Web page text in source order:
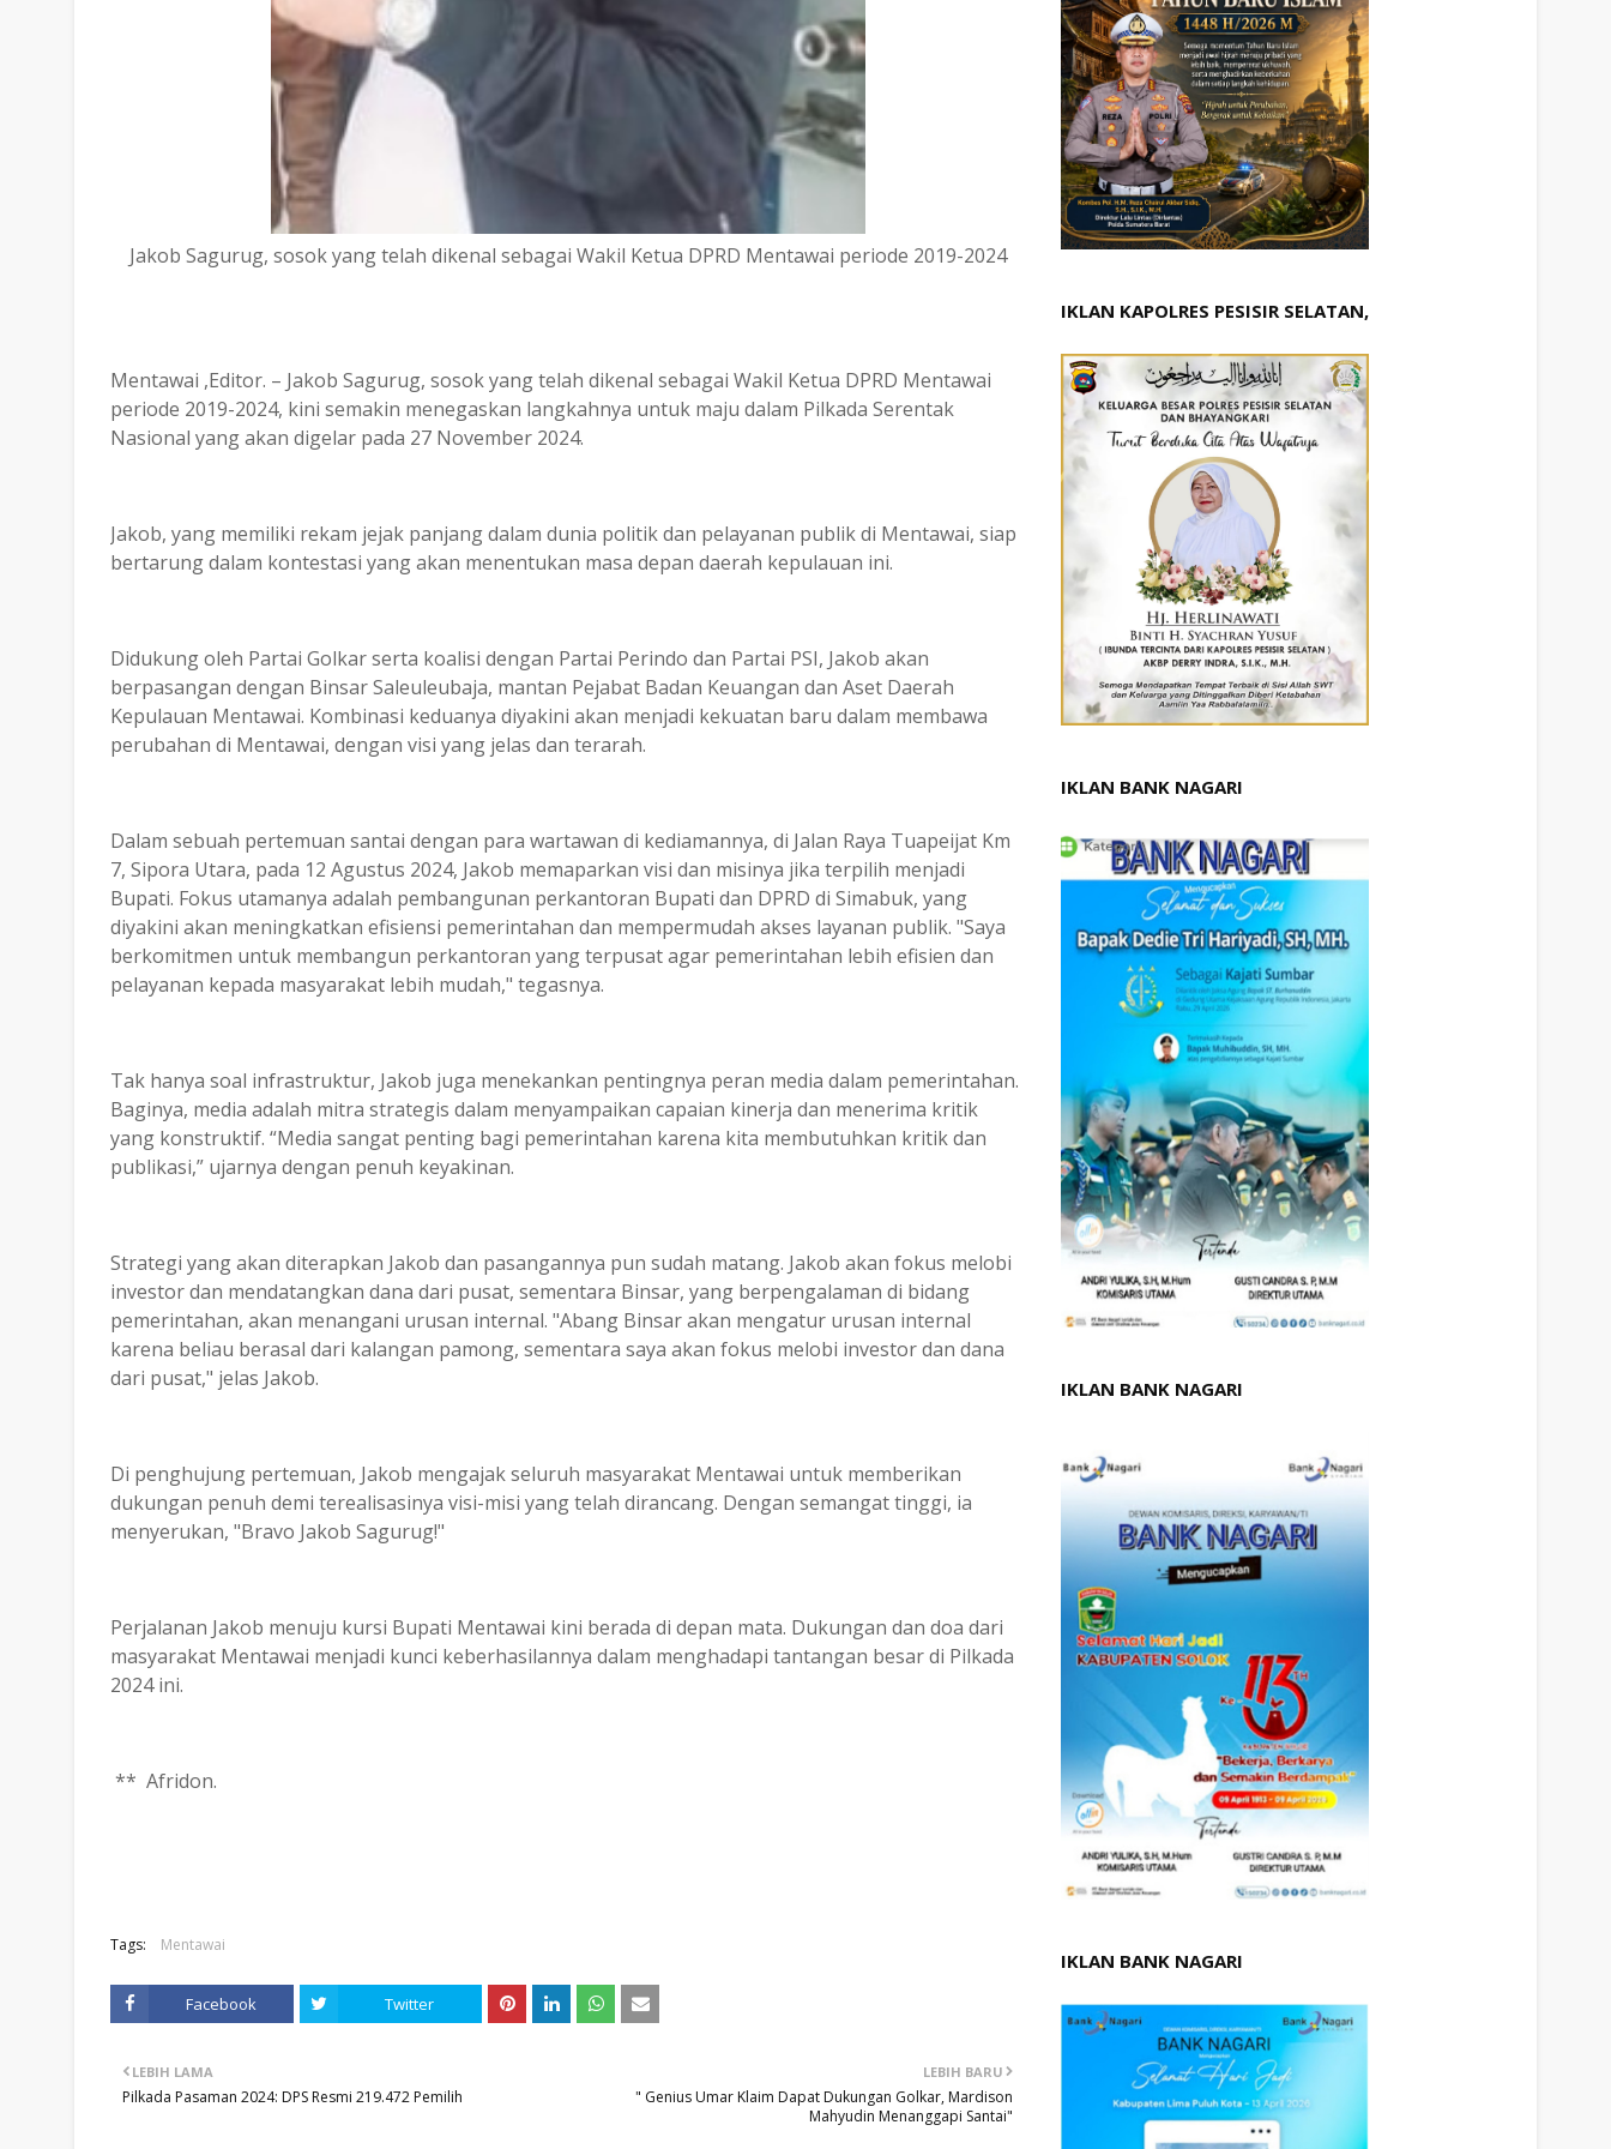
Jakob Sagurug, sosok yang telah dikenal sebagai Wakil Ketua DPRD Mentawai periode 2019-2024
Mentawai ,Editor. – Jakob Sagurug, sosok yang telah dikenal sebagai Wakil Ketua DPRD Mentawai
periode 2019-2024, kini semakin menegaskan langkahnya untuk maju dalam Pilkada Serentak
Nasional yang akan digelar pada 27 November 2024.
Jakob, yang memiliki rekam jejak panjang dalam dunia politik dan pelayanan publik di Mentawai, siap
bertarung dalam kontestasi yang akan menentukan masa depan daerah kepulauan ini.
Didukung oleh Partai Golkar serta koalisi dengan Partai Perindo dan Partai PSI, Jakob akan
berpasangan dengan Binsar Saleuleubaja, mantan Pejabat Badan Keuangan dan Aset Daerah
Kepulauan Mentawai. Kombinasi keduanya diyakini akan menjadi kekuatan baru dalam membawa
perubahan di Mentawai, dengan visi yang jelas dan terarah.
Dalam sebuah pertemuan santai dengan para wartawan di kediamannya, di Jalan Raya Tuapeijat Km
7, Sipora Utara, pada 12 Agustus 2024, Jakob memaparkan visi dan misinya jika terpilih menjadi
Bupati. Fokus utamanya adalah pembangunan perkantoran Bupati dan DPRD di Simabuk, yang
diyakini akan meningkatkan efisiensi pemerintahan dan mempermudah akses layanan publik. "Saya
berkomitmen untuk membangun perkantoran yang terpusat agar pemerintahan lebih efisien dan
pelayanan kepada masyarakat lebih mudah," tegasnya.
Tak hanya soal infrastruktur, Jakob juga menekankan pentingnya peran media dalam pemerintahan.
Baginya, media adalah mitra strategis dalam menyampaikan capaian kinerja dan menerima kritik
yang konstruktif. “Media sangat penting bagi pemerintahan karena kita membutuhkan kritik dan
publikasi,” ujarnya dengan penuh keyakinan.
Strategi yang akan diterapkan Jakob dan pasangannya pun sudah matang. Jakob akan fokus melobi
investor dan mendatangkan dana dari pusat, sementara Binsar, yang berpengalaman di bidang
pemerintahan, akan menangani urusan internal. "Abang Binsar akan mengatur urusan internal
karena beliau berasal dari kalangan pamong, sementara saya akan fokus melobi investor dan dana
dari pusat," jelas Jakob.
Di penghujung pertemuan, Jakob mengajak seluruh masyarakat Mentawai untuk memberikan
dukungan penuh demi terealisasinya visi-misi yang telah dirancang. Dengan semangat tinggi, ia
menyerukan, "Bravo Jakob Sagurug!"
Perjalanan Jakob menuju kursi Bupati Mentawai kini berada di depan mata. Dukungan dan doa dari
masyarakat Mentawai menjadi kunci keberhasilannya dalam menghadapi tantangan besar di Pilkada
2024 ini.
** Afridon.
Tags: Mentawai
Facebook Twitter
LEBIH BARU
" Genius Umar Klaim Dapat Dukungan Golkar, Mardison
Mahyudin Menanggapi Santai"
LEBIH LAMA
Pilkada Pasaman 2024: DPS Resmi 219.472 Pemilih
IKLAN KAPOLRES PESISIR SELATAN,
IKLAN BANK NAGARI
IKLAN BANK NAGARI
IKLAN BANK NAGARI